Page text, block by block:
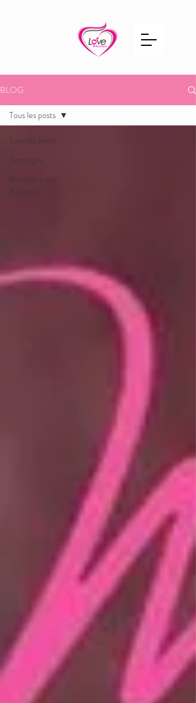
BLOG
Tous les posts
Sexologie
Produits Love
Boutique
Tous les posts